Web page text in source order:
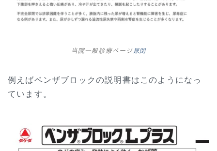
当院一般診療ページ 尿閉
例えばベンザブロックの説明書はこのようになっ
ています。